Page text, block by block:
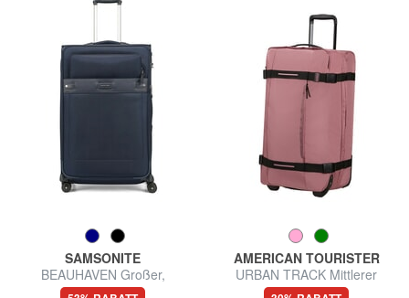
SAMSONITE
BEAUHAVEN Großer,
erweiterbarer Trolley
AMERICAN TOURISTER
URBAN TRACK Mittlerer
Trolley